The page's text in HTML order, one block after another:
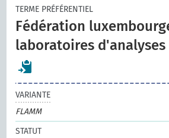
TERME PRÉFÉRENTIEL
Fédération
laboratoires d'analyses
VARIANTE
FLAMM
STATUT